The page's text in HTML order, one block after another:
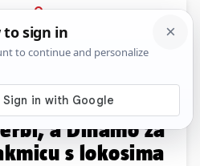
PRIJAVA
Sport Komentari
ulaznica
a Dinamo za
s lokosima